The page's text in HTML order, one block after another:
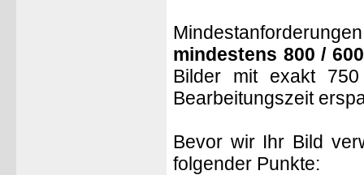
mindestens 800 /
Bilder mit exakt
Bearbeitungszeit
Bevor wir Ihr Bild
folgender Punkte: